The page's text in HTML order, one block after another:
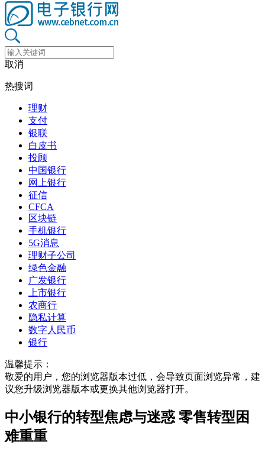
取消
热搜词
理财
支付
银联
白皮书
投顾
中国银行
网上银行
征信
CFCA
区块链
手机银行
5G消息
理财子公司
绿色金融
广发银行
上市银行
农商行
隐私计算
数字人民币
银行
温馨提示：
敬爱的用户，您的浏览器版本过低，会导致页面浏览异常，建
议您升级浏览器版本或更换其他浏览器打开。
中小银行的转型焦虑与迷惑 零售转型困
难重重